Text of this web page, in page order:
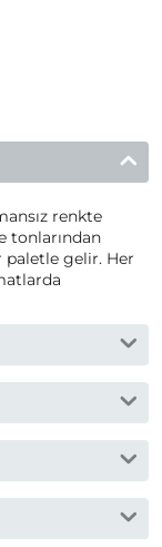
renkte
tonlarından
paletle gelir. Her